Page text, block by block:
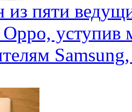
из пяти
уступив